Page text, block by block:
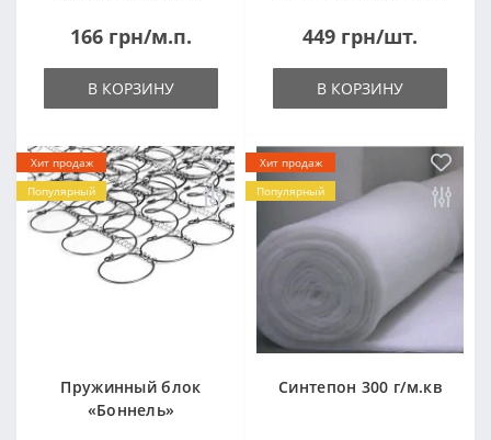
166 грн/м.п.
В КОРЗИНУ
(1000x2000мм)
449 грн/шт.
В КОРЗИНУ
Хит продаж
Популярный
Пружинный блок
«Боннель»
Хит продаж
Популярный
Синтепон 300 г/м.кв